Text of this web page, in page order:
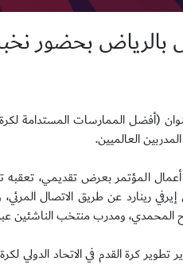
بالرياض بحضور
(أفضل الممارسات المستدامة
العالميين.
المؤتمر بعرض تقديمي، تعقبه
إيرفي رينارد عن طريق الاتصال
ومدرب منتخب الناشئين